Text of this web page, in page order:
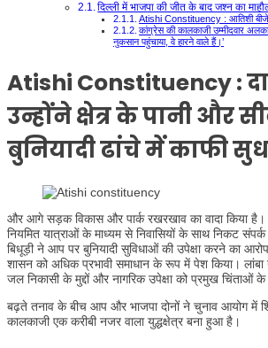
दिल्ली में भाजपा की जीत के बाद जश्न का
Atishi Constituency : आतिशी
कांग्रेस की कालकाजी उम्मीदवार अलका
नुकसान पहुंचाया, वे हारने वाले हैं।’
Atishi Constituency :
उन्होंने क्षेत्र के पानी और
बुनियादी ढांचे में काफी
और आगे सड़क विकास और पार्क रखरखाव का वादा किया
नियमित यात्राओं के माध्यम से निवासियों के साथ निकट
बिधूड़ी ने आप पर बुनियादी सुविधाओं की उपेक्षा करने का
शासन को अधिक प्रभावी समाधान के रूप में पेश किया। लांबा
जल निकासी के मुद्दों और नागरिक उपेक्षा को प्रमुख चिंताओं
बढ़ते तनाव के बीच आप और भाजपा दोनों ने चुनाव आयोग में
कालकाजी एक करीबी नजर वाला युद्धक्षेत्र बना हुआ है।